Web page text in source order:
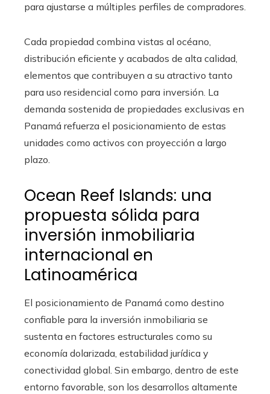
para ajustarse a múltiples perfiles de compradores.
Cada propiedad combina vistas al océano,
distribución eficiente y acabados de alta calidad,
elementos que contribuyen a su atractivo tanto
para uso residencial como para inversión. La
demanda sostenida de propiedades exclusivas en
Panamá refuerza el posicionamiento de estas
unidades como activos con proyección a largo
plazo.
Ocean Reef Islands: una
propuesta sólida para
inversión inmobiliaria
internacional en
Latinoamérica
El posicionamiento de Panamá como destino
confiable para la inversión inmobiliaria se
sustenta en factores estructurales como su
economía dolarizada, estabilidad jurídica y
conectividad global. Sin embargo, dentro de este
entorno favorable, son los desarrollos altamente